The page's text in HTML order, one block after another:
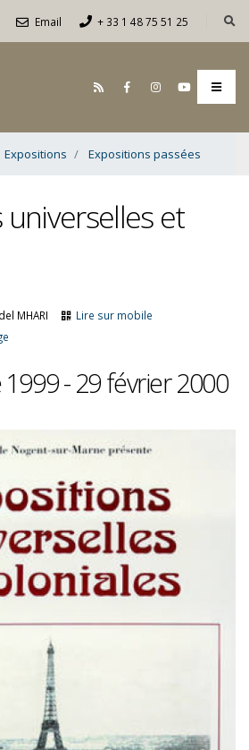
Email + 33 1 48 75 51 25
Expositions Expositions passées
universelles et
MHARI
Lire sur mobile
- 29 février 2000